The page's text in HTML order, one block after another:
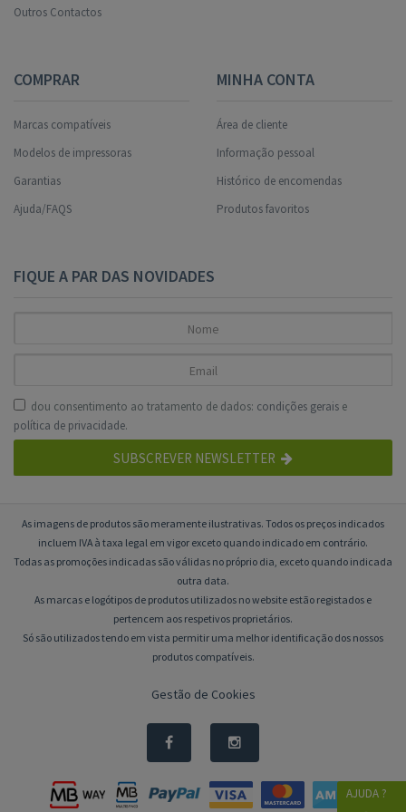
Outros Contactos
COMPRAR
Marcas compatíveis
Modelos de impressoras
Garantias
Ajuda/FAQS
MINHA CONTA
Área de cliente
Informação pessoal
Histórico de encomendas
Produtos favoritos
FIQUE A PAR DAS NOVIDADES
dou consentimento ao tratamento de dados: condições gerais e
política de privacidade.
SUBSCREVER NEWSLETTER
As imagens de produtos são meramente ilustrativas. Todos os preços indicados
incluem IVA à taxa legal em vigor exceto quando indicado em contrário.
Todas as promoções indicadas são válidas no próprio dia, exceto quando indicada
outra data.
As marcas e logótipos de produtos utilizados no website estão registados e
pertencem aos respetivos proprietários.
Só são utilizados tendo em vista permitir uma melhor identificação dos nossos
produtos compatíveis.
Gestão de Cookies
AJUDA ?